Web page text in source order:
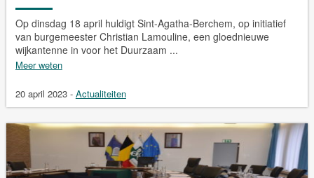
Op dinsdag 18 april huldigt Sint-Agatha-Berchem, op initiatief
van burgemeester Christian Lamouline, een gloednieuwe
wijkantenne in voor het Duurzaam ...
Meer weten
20 april 2023 - Actualiteiten